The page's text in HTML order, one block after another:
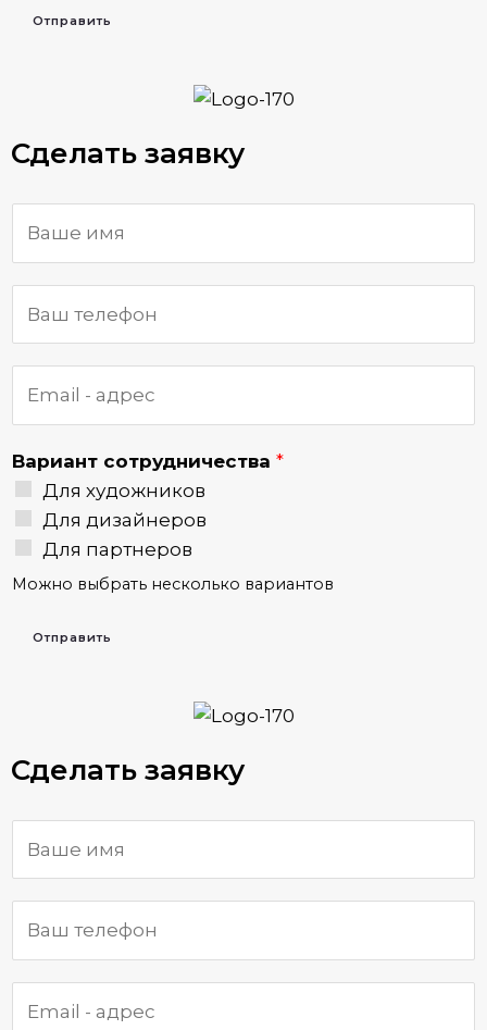
Отправить
Сделать заявку
Вариант сотрудничества *
Для художников
Для дизайнеров
Для партнеров
Можно выбрать несколько вариантов
Отправить
Сделать заявку